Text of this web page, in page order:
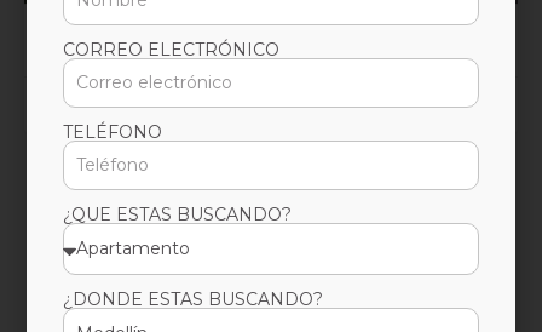
95m2 y 158m2 mts 2 - 3 Hab
CORREO ELECTRÓNICO
TELÉFONO
¿QUE ESTAS BUSCANDO?
¿DONDE ESTAS BUSCANDO?